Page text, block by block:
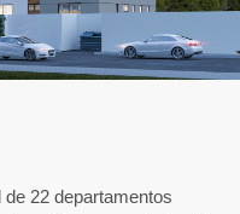
22 departamentos